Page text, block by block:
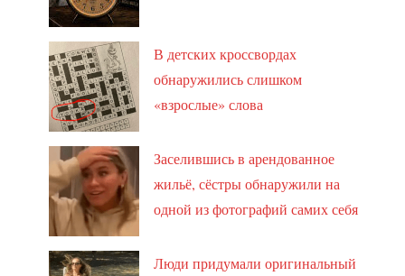
В детских кроссвордах
обнаружились слишком
«взрослые» слова
Заселившись в арендованное
жильё, сёстры обнаружили на
одной из фотографий самих себя
Люди придумали оригинальный